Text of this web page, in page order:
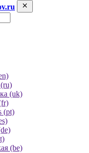
(uk)
(pt)
(be)